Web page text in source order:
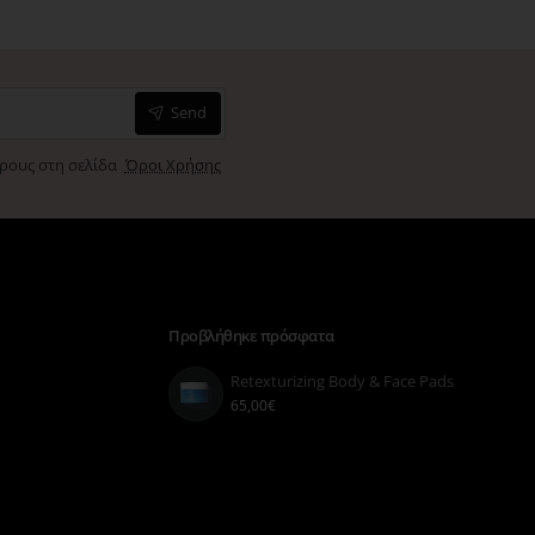
Send
στη σελίδα Όροι Χρήσης
Προβλήθηκε πρόσφατα
Retexturizing Body & Face Pads
65,00€